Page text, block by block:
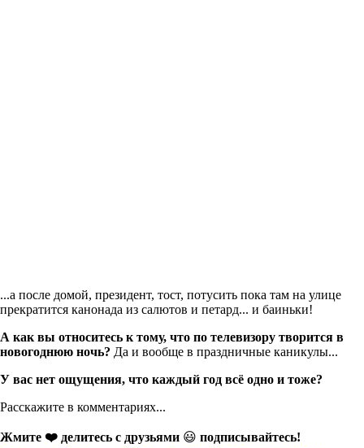
...а после домой, президент, тост, потусить пока там на улице
прекратится канонада из салютов и петард... и баиньки!
А как вы относитесь к тому, что по телевизору творится в
новогоднюю ночь? Да и вообще в праздничные каникулы...
У вас нет ощущения, что каждый год всё одно и тоже?
Расскажите в комментариях...
Жмите ❤️ делитесь с друзьями 😃 подписывайтесь!